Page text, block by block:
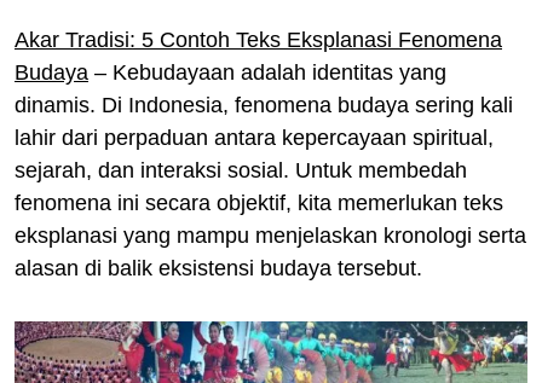
Akar Tradisi: 5 Contoh Teks Eksplanasi Fenomena
Budaya – Kebudayaan adalah identitas yang
dinamis. Di Indonesia, fenomena budaya sering kali
lahir dari perpaduan antara kepercayaan spiritual,
sejarah, dan interaksi sosial. Untuk membedah
fenomena ini secara objektif, kita memerlukan teks
eksplanasi yang mampu menjelaskan kronologi serta
alasan di balik eksistensi budaya tersebut.